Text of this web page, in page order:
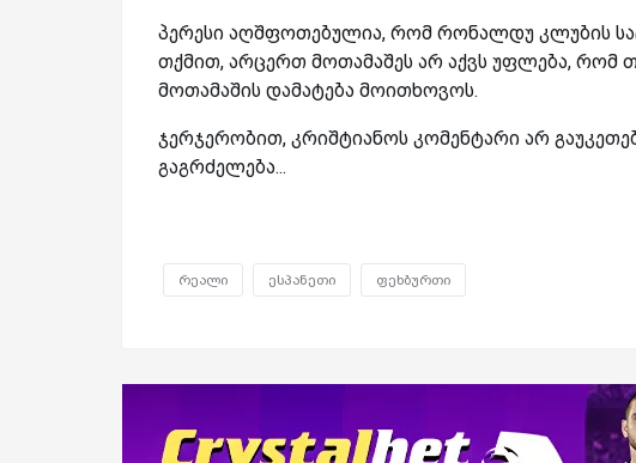
პერესი აღშფოთებულია, რომ რონალდუ კლუბის
თქმით, არცერთ მოთამაშეს არ აქვს უფლება, რომ
მოთამაშის დამატება მოითხოვოს.
ჯერჯერობით, კრიშტიანოს კომენტარი არ
გაგრძელება...
რეალი ესპანეთი ფეხბურთი